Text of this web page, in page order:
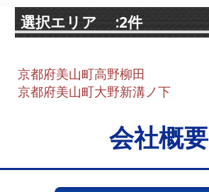
選択エリア :2件
京都府美山町高野柳田
京都府美山町大野新溝ノ下
会社概要